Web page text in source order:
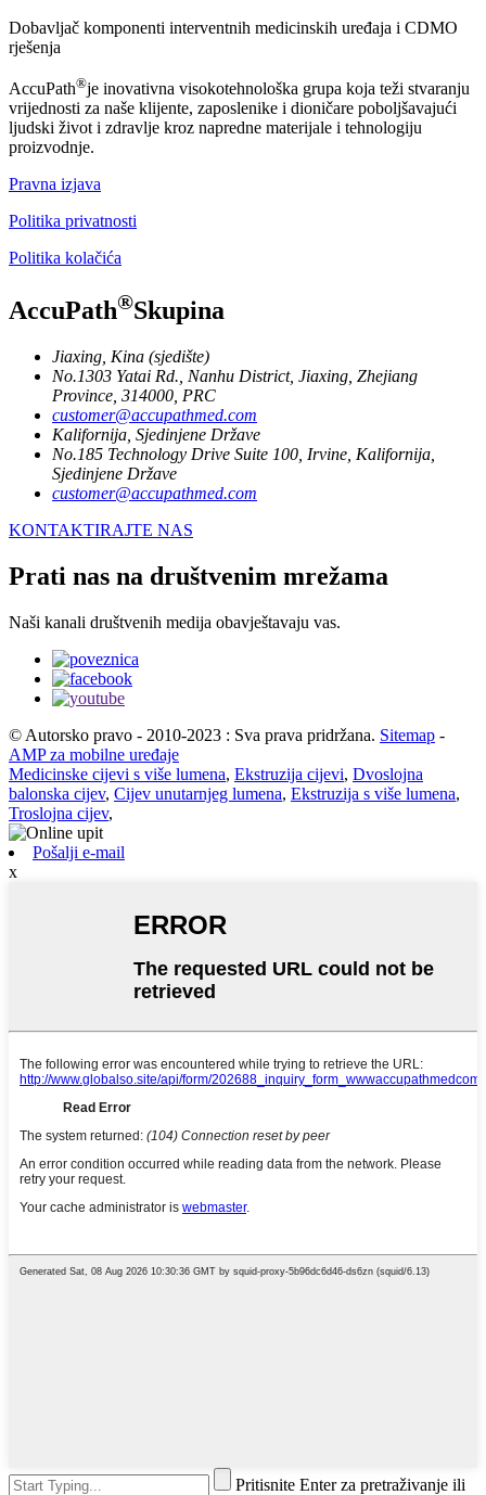
Dobavljač komponenti interventnih medicinskih uređaja i CDMO
rješenja
AccuPath®je inovativna visokotehnološka grupa koja teži stvaranju
vrijednosti za naše klijente, zaposlenike i dioničare poboljšavajući
ljudski život i zdravlje kroz napredne materijale i tehnologiju
proizvodnje.
Pravna izjava
Politika privatnosti
Politika kolačića
AccuPath®Skupina
Jiaxing, Kina (sjedište)
No.1303 Yatai Rd., Nanhu District, Jiaxing, Zhejiang
Province, 314000, PRC
customer@accupathmed.com
Kalifornija, Sjedinjene Države
No.185 Technology Drive Suite 100, Irvine, Kalifornija,
Sjedinjene Države
customer@accupathmed.com
KONTAKTIRAJTE NAS
Prati nas na društvenim mrežama
Naši kanali društvenih medija obavještavaju vas.
© Autorsko pravo - 2010-2023 : Sva prava pridržana. Sitemap -
AMP za mobilne uređaje
Medicinske cijevi s više lumena, Ekstruzija cijevi, Dvoslojna
balonska cijev, Cijev unutarnjeg lumena, Ekstruzija s više lumena,
Troslojna cijev,
Pošalji e-mail
x
Pritisnite Enter za pretraživanje ili